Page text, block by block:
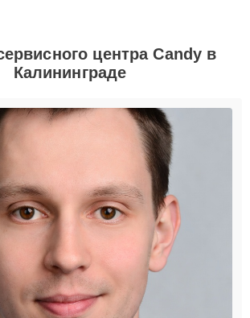
центра Candy в
Калининграде